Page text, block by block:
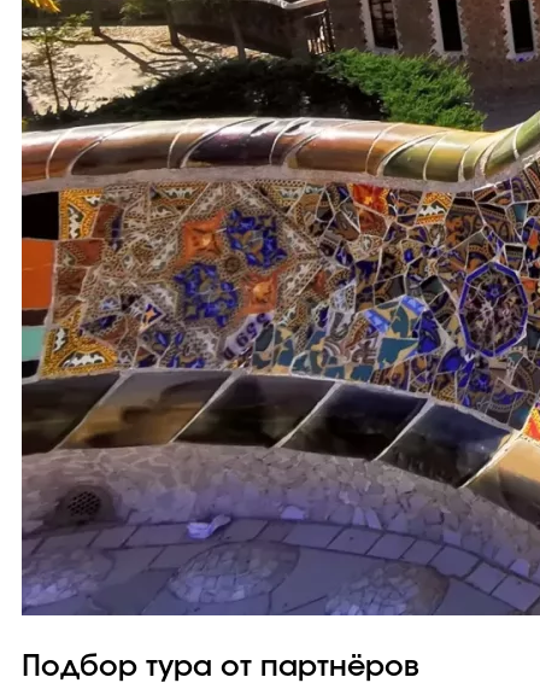
Подбор тура от партнёров